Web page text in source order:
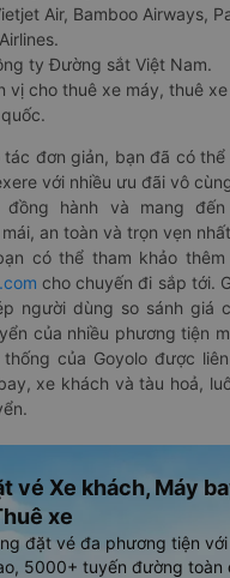
Air, Bamboo Airways,
ty Đường sắt Việt Nam.
vị cho thuê xe máy, thuê
tác đơn giản, bạn đã có
với nhiều ưu đãi vô
đồng hành và mang
an toàn và trọn vẹn
có thể tham khảo
cho chuyến đi sắp tới.
người dùng so sánh giá
của nhiều phương tiện
của Goyolo được
xe khách và tàu hoả,
vé Xe khách, Máy
xe
đặt vé đa phương tiện
5000+ tuyến đường toàn